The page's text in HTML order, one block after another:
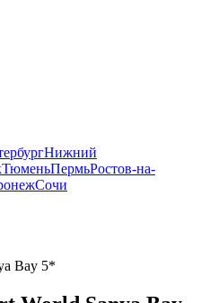
Нижний
ТюменьПермьРостов-на-
Сочи
Bay 5*